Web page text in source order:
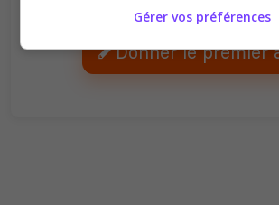
Ambiance
Donner le premier
Gérer vos préférences